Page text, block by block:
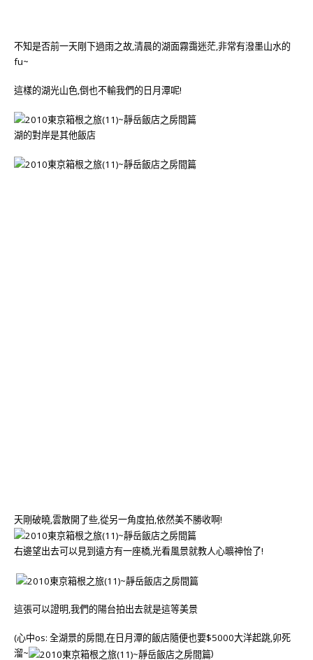
不知是否前一天剛下過雨之故,清晨的湖面霧靄迷茫,非常有潑墨山水的
fu~
這樣的湖光山色,倒也不輸我們的日月潭呢!
湖的對岸是其他飯店
天剛破曉,雲散開了些,從另一角度拍,依然美不勝收啊!
右邊望出去可以見到遠方有一座橋,光看風景就教人心曠神怡了!
這張可以證明,我們的陽台拍出去就是這等美景
(心中os: 全湖景的房間,在日月潭的飯店隨便也要$5000大洋起跳,卯死
溜~
)